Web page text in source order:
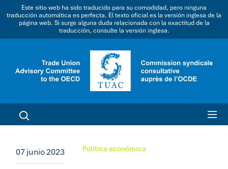
Este sitio web ha sido traducido para su comodidad, pero ninguna
traducción automática es perfecta. El texto oficial es la versión inglesa de la
página web. Si surge alguna duda relacionada con la exactitud de la
traducción, consulte la versión inglesa.
07 junio 2023 Política económica